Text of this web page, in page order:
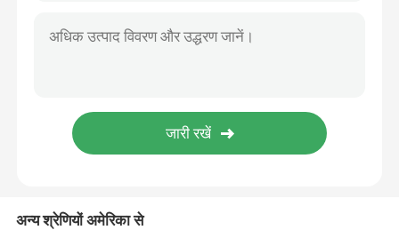
अन्य श्रेणियों अमेरिका से